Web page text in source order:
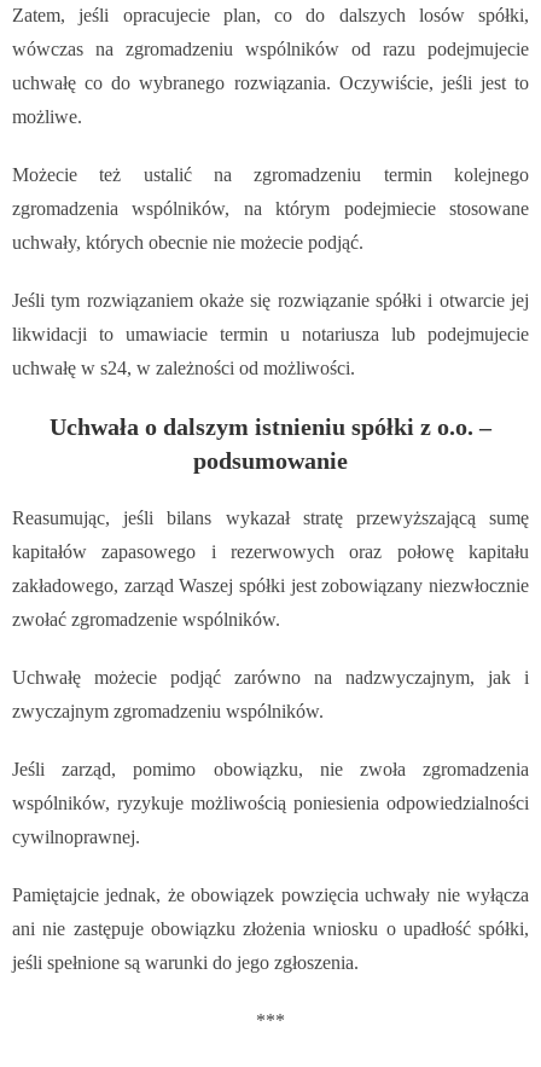
Zatem, jeśli opracujecie plan, co do dalszych losów spółki,
wówczas na zgromadzeniu wspólników od razu podejmujecie
uchwałę co do wybranego rozwiązania. Oczywiście, jeśli jest to
możliwe.
Możecie też ustalić na zgromadzeniu termin kolejnego
zgromadzenia wspólników, na którym podejmiecie stosowane
uchwały, których obecnie nie możecie podjąć.
Jeśli tym rozwiązaniem okaże się rozwiązanie spółki i otwarcie jej
likwidacji to umawiacie termin u notariusza lub podejmujecie
uchwałę w s24, w zależności od możliwości.
Uchwała o dalszym istnieniu spółki z o.o. –
podsumowanie
Reasumując, jeśli bilans wykazał stratę przewyższającą sumę
kapitałów zapasowego i rezerwowych oraz połowę kapitału
zakładowego, zarząd Waszej spółki jest zobowiązany niezwłocznie
zwołać zgromadzenie wspólników.
Uchwałę możecie podjąć zarówno na nadzwyczajnym, jak i
zwyczajnym zgromadzeniu wspólników.
Jeśli zarząd, pomimo obowiązku, nie zwoła zgromadzenia
wspólników, ryzykuje możliwością poniesienia odpowiedzialności
cywilnoprawnej.
Pamiętajcie jednak, że obowiązek powzięcia uchwały nie wyłącza
ani nie zastępuje obowiązku złożenia wniosku o upadłość spółki,
jeśli spełnione są warunki do jego zgłoszenia.
***